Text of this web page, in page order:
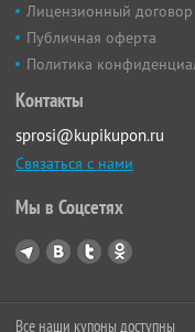
Лицензионный договор
Публичная оферта
Политика
Контакты
sprosi@kupikupon.ru
Связаться с нами
Мы в Соцсетях
Все наши купоны доступны